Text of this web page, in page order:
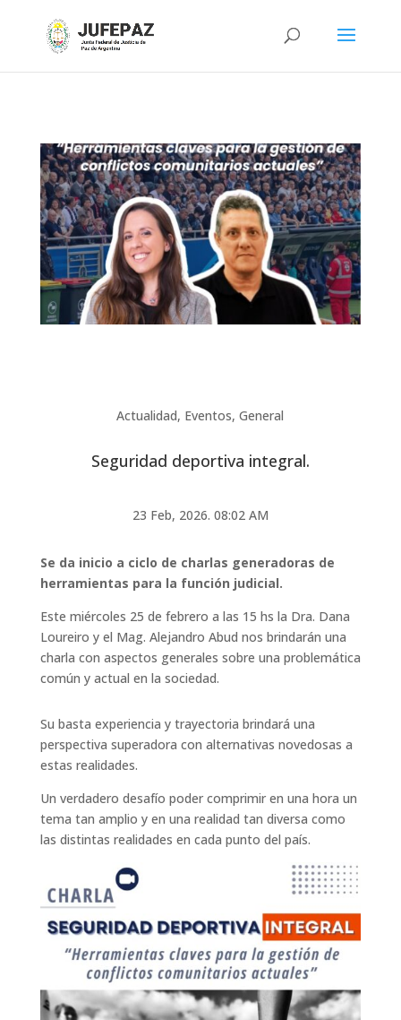
Actualidad, Eventos,General
Seguridad deportiva integral.
23 Feb, 2026. 08:02 AM
Se da inicio a ciclo de charlas generadoras de
herramientas para la función judicial.
Este miércoles 25 de febrero a las 15 hs la Dra. Dana
Loureiro y el Mag. Alejandro Abud nos brindarán una
charla con aspectos generales sobre una problemática
común y actual en la sociedad.
Su basta experiencia y trayectoria brindará una
perspectiva superadora con alternativas novedosas a
estas realidades.
Un verdadero desafío poder comprimir en una hora un
tema tan amplio y en una realidad tan diversa como
las distintas realidades en cada punto del país.